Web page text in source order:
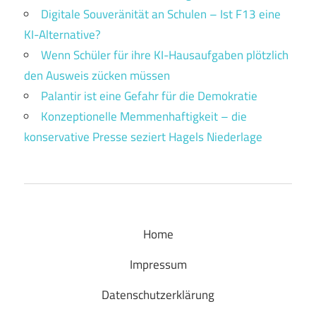
Digitale Souveränität an Schulen – Ist F13 eine
KI-Alternative?
Wenn Schüler für ihre KI-Hausaufgaben plötzlich
den Ausweis zücken müssen
Palantir ist eine Gefahr für die Demokratie
Konzeptionelle Memmenhaftigkeit – die
konservative Presse seziert Hagels Niederlage
Home
Impressum
Datenschutzerklärung